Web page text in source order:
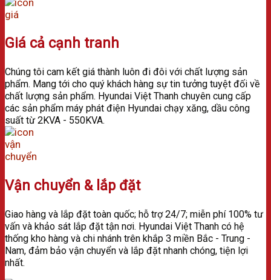
Giá cả cạnh tranh
Chúng tôi cam kết giá thành luôn đi đôi với chất lượng sản
phẩm. Mang tới cho quý khách hàng sự tin tưởng tuyệt đối về
chất lượng sản phẩm. Hyundai Việt Thanh chuyên cung cấp
các sản phẩm máy phát điện Hyundai chạy xăng, dầu công
suất từ 2KVA - 550KVA.
Vận chuyển & lắp đặt
Giao hàng và lắp đặt toàn quốc; hỗ trợ 24/7; miễn phí 100% tư
vấn và khảo sát lắp đặt tận nơi. Hyundai Việt Thanh có hệ
thống kho hàng và chi nhánh trên khắp 3 miền Bắc - Trung -
Nam, đảm bảo vận chuyển và lắp đặt nhanh chóng, tiện lợi
nhất.